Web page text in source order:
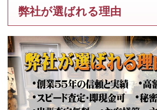
弊社が選ばれる理由